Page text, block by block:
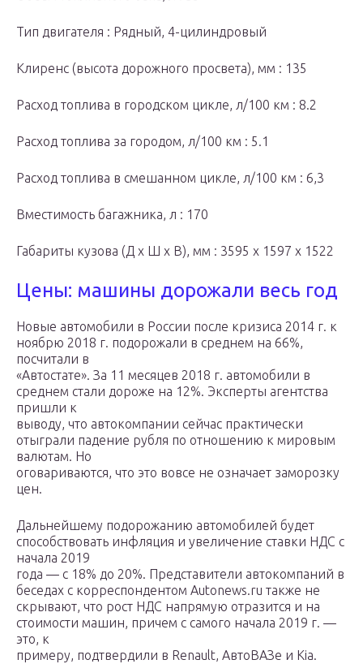
Тип двигателя : Рядный, 4-цилиндровый
Клиренс (высота дорожного просвета), мм : 135
Расход топлива в городском цикле, л/100 км : 8.2
Расход топлива за городом, л/100 км : 5.1
Расход топлива в смешанном цикле, л/100 км : 6,3
Вместимость багажника, л : 170
Габариты кузова (Д x Ш x В), мм : 3595 x 1597 x 1522
Цены: машины дорожали весь год
Новые автомобили в России после кризиса 2014 г. к
ноябрю 2018 г. подорожали в среднем на 66%,
посчитали в
«Автостате». За 11 месяцев 2018 г. автомобили в
среднем стали дороже на 12%. Эксперты агентства
пришли к
выводу, что автокомпании сейчас практически
отыграли падение рубля по отношению к мировым
валютам. Но
оговариваются, что это вовсе не означает заморозку
цен.
Дальнейшему подорожанию автомобилей будет
способствовать инфляция и увеличение ставки НДС с
начала 2019
года — с 18% до 20%. Представители автокомпаний в
беседах с корреспондентом Autonews.ru также не
скрывают, что рост НДС напрямую отразится и на
стоимости машин, причем с самого начала 2019 г. —
это, к
примеру, подтвердили в Renault, АвтоВАЗе и Kia.